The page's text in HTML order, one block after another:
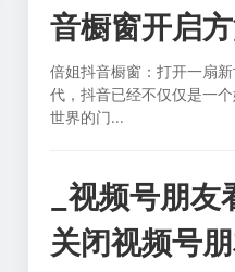
音橱窗开启
倍姐抖音橱窗：打开一扇
代，抖音已经不仅仅是一
世界的门...
_视频号朋
关闭视频号